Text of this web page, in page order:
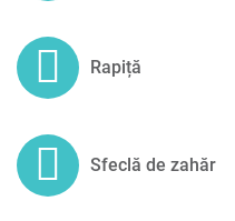
Rapiță
Sfeclă de zahăr